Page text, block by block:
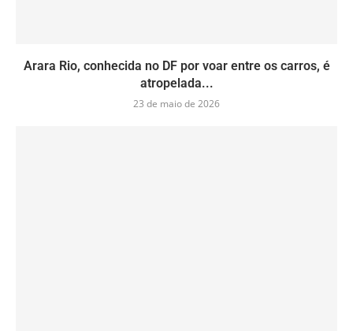
Arara Rio, conhecida no DF por voar entre os carros, é
atropelada...
23 de maio de 2026